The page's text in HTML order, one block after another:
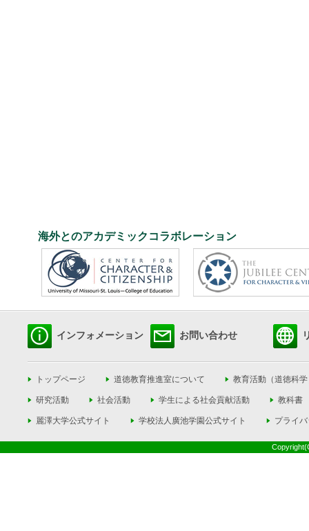
海外とのアカデミックコラボレーション
インフォメーション お問い合わせ
トップページ 道徳教育推進室について 教育活動（道徳科
研究活動 社会活動 学生による社会貢献活動 教科書
麗澤大学公式サイト 学校法人廣池学園公式サイト プライ